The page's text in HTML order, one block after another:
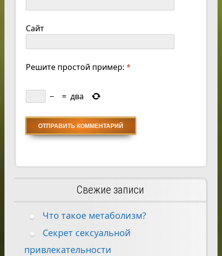
Сайт
Решите простой пример: *
− = два
Свежие записи
Что такое метаболизм?
Секрет сексуальной
привлекательности